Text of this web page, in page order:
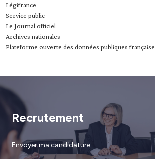
Légifrance
Service public
Le Journal officiel
Archives nationales
Plateforme ouverte des données publiques française
Recrutement
Envoyer ma candidature